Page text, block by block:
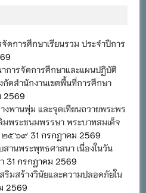
การศึกษาเรียนรวม ประจำปีการ
การจัดการศึกษาและแผนปฏิบัติ
กัดสำนักงานเขตพื้นที่การศึกษา
2569
งพานพุ่ม และจุดเทียนถวายพระพร
มพระชนมพรรษา พระบาทสมเด็จ
๒๕๖๙ 31 กรกฎาคม 2569
านพระพุทธศาสนา เนื่องในวัน
31 กรกฎาคม 2569
สริมสร้างวินัยและความปลอดภัยใน
2569